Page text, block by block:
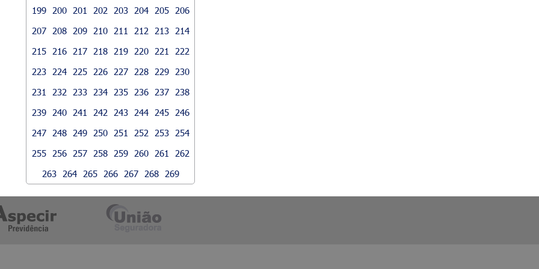
199
200 201 202 203 204 205
206
207
208 209 210 211 212 213
214
215
216 217 218 219 220 221
222
223
224 225 226 227 228 229
230
231
232 233 234 235 236 237
238
239
240 241 242 243 244 245
246
247
248 249 250 251 252 253
254
255
256 257 258 259 260 261
262
263
264 265 266 267 268 269